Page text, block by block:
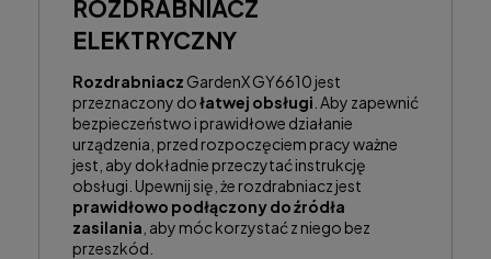
ROZDRABNIACZ
ELEKTRYCZNY
Rozdrabniacz GardenX GY6610 jest
przeznaczony dołatwej obsługi . Aby zapewnić
bezpieczeństwo i prawidłowe działanie
urządzenia, przed rozpoczęciem pracy ważne
jest, aby dokładnie przeczytać instrukcję
obsługi. Upewnij się, że rozdrabniacz jest
prawidłowo podłączony do źródła
zasilania , aby móc korzystać z niego bez
przeszkód.